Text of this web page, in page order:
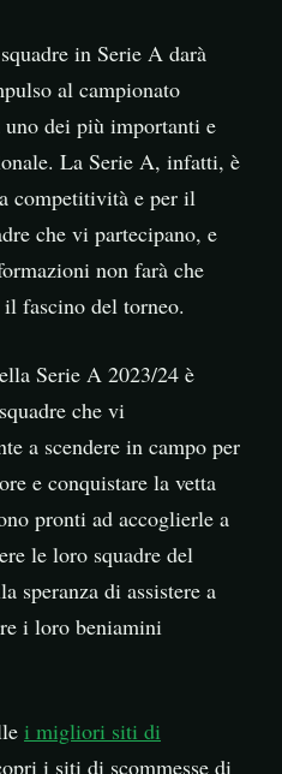
in Serie A darà
al campionato
dei più importanti e
La Serie A, infatti, è
competitività e per il
che vi partecipano, e
non farà che
fascino del torneo.
Serie A 2023/24 è
che vi
a scendere in campo per
e conquistare la vetta
pronti ad accoglierle a
le loro squadre del
speranza di assistere a
i loro beniamini
i migliori siti di
i siti di scommesse di